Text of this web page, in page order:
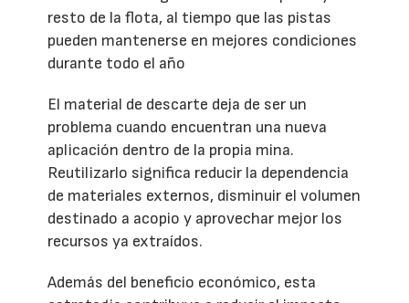
resto de la flota, al tiempo que las pistas
pueden mantenerse en mejores condiciones
durante todo el año
El material de descarte deja de ser un
problema cuando encuentran una nueva
aplicación dentro de la propia mina.
Reutilizarlo significa reducir la dependencia
de materiales externos, disminuir el volumen
destinado a acopio y aprovechar mejor los
recursos ya extraídos.
Además del beneficio económico, esta